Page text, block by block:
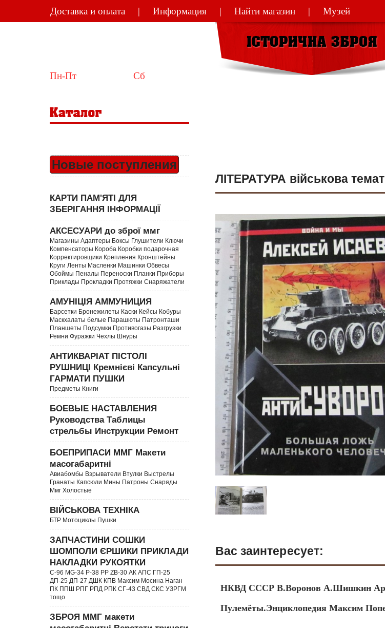
Доставка и оплата Информация Найти магазин Музей
Пн-Пт 10:00-18:00 Сб
Новые поступления
КАРТИ ПАМ'ЯТІ ДЛЯ
ЗБЕРІГАННЯ ІНФОРМАЦІЇ
АКСЕСУАРИ до зброї ммг
Магазины Адаптеры Боксы Глушители Ключи
Компенсаторы Короба Коробки подарочная
Корректировщики Крепления Кронштейны
Круги Ленты Масленки Машинки Обвесы
Обоймы Пеналы Переноски Планки Приборы
Приклады Прокладки Протяжки Снаряжатели
АМУНІЦІЯ АММУНИЦИЯ
Барсетки Бронежилеты Каски Кейсы Кобуры
Маскхалаты белые Парашюты Патронташи
Планшеты Подсумки Противогазы Разгрузки
Ремни Фуражки Чехлы Шнуры
АНТИКВАРІАТ ПІСТОЛІ
РУШНИЦІ Кремнієві Капсульні
ГАРМАТИ ПУШКИ
Предметы Книги
БОЕВЫЕ НАСТАВЛЕНИЯ
Руководства Таблицы
стрельбы Инструкции Ремонт
БОЕПРИПАСИ ММГ Макети
масогабаритні
Авиабомбы Взрыватели Втулки Выстрелы
Гранаты Капсюли Мины Патроны Снаряды
Ммг Холостые
ВІЙСЬКОВА ТЕХНІКА
БТР Мотоциклы Пушки
ЗАПЧАСТИНИ СОШКИ
ШОМПОЛИ ЄРШИКИ ПРИКЛАДИ
НАКЛАДКИ РУКОЯТКИ
C-96 MG-34 P-38 PP ZB-30 АК АПС ГП-25
ДП-25 ДП-27 ДШК КПВ Максим Мосина Наган
ПК ППШ РПГ РПД РПК СГ-43 СВД CКС УЗРГМ
тощо
ЗБРОЯ ММГ макети
ЛІТЕРАТУРА військова
Вас заинтересует:
НКВД СССР В.Воронов А.Шишкин
Пулемёты.Энциклопедия Максим